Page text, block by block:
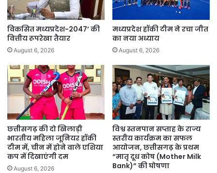
विकसित मध्यप्रदेश-2047’ की
वित्तीय रूपरेखा तैयार
August 6, 2026
मध्यप्रदेश हॉकी टीम ने रचा जीत
का नया अध्याय
August 6, 2026
छत्तीसगढ़ की दो खिलाड़ी
भारतीय महिला जूनियर हॉकी
टीम में, चीन में होने वाले एशिया
कप में दिखाएंगी दम
August 6, 2026
विश्व स्तनपान सप्ताह के राज्य
स्तरीय कार्यक्रम का सफल
आयोजन, छत्तीसगढ़ के प्रथम
“मातृ दूध कोष (Mother Milk
Bank)” की घोषणा